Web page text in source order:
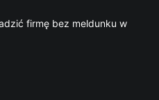
firmę bez meldunku w